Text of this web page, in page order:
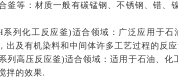
釜等：材质一般有碳锰钢、不锈钢、错
列化工反应釜)适合领域：广泛应用于
出及有机染料和中间体许多工艺过程的反应
高压反应釜)适合领域：适用于石油、
拌的效果.